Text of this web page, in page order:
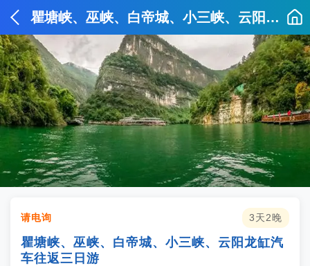
瞿塘峡、巫峡、白帝城、小三峡、云阳龙缸汽车往返三日游
请电询 3天2晚
瞿塘峡、巫峡、白帝城、小三峡、云阳龙缸汽
车往返三日游